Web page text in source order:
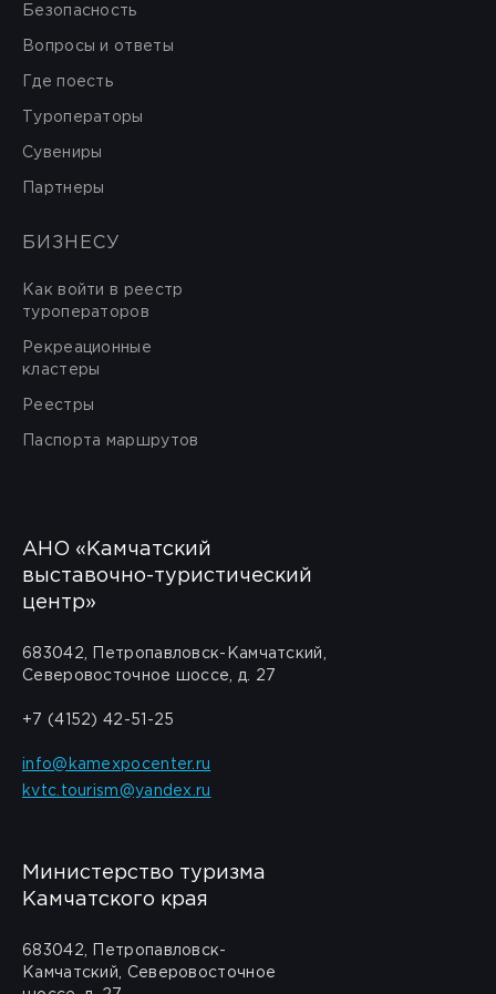
Безопасность
Вопросы и ответы
Где поесть
Туроператоры
Сувениры
Партнеры
БИЗНЕСУ
Как войти в реестр
туроператоров
Рекреационные
кластеры
Реестры
Паспорта маршрутов
АНО «Камчатский
выставочно-туристический
центр»
683042, Петропавловск-Камчатский,
Северовосточное шоссе, д. 27
+7 (4152) 42-51-25
info@kamexpocenter.ru
kvtc.tourism@yandex.ru
Министерство туризма
Камчатского края
683042, Петропавловск-
Камчатский, Северовосточное